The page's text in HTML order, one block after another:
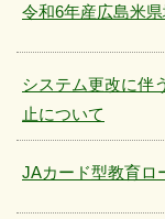
令和6年産広島米
システム更改に伴
止について
JAカード型教育ロ